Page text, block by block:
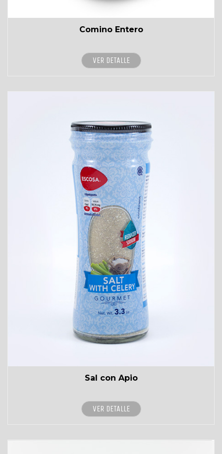
Comino Entero
VER DETALLE
Sal con Apio
VER DETALLE